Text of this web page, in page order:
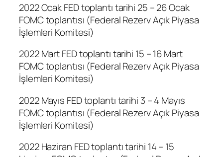
2022 Ocak FED toplantı tarihi 25 – 26 Ocak
FOMC toplantısı (Federal Rezerv Açık Piyasa
İşlemleri Komitesi)
2022 Mart FED toplantı tarihi 15 – 16 Mart
FOMC toplantısı (Federal Rezerv Açık Piyasa
İşlemleri Komitesi)
2022 Mayıs FED toplantı tarihi 3 – 4 Mayıs
FOMC toplantısı (Federal Rezerv Açık Piyasa
İşlemleri Komitesi)
2022 Haziran FED toplantı tarihi 14 – 15